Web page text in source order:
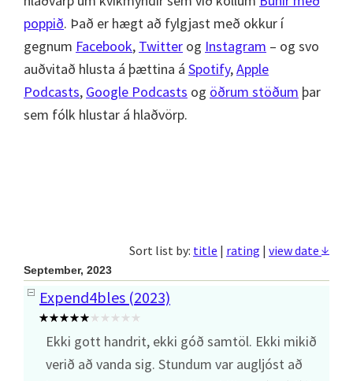
poppið. Það er hægt að fylgjast með okkur í
gegnum Facebook, Twitter og Instagram – og svo
auðvitað hlusta á þættina á Spotify,Apple
Podcasts, Google Podcasts og öðrum stöðum þar
sem fólk hlustar á hlaðvörp.
Sort list by: title | rating | view date ↓
September, 2023
Expend4bles (2023)
Ekki gott handrit, ekki góð samtöl. Ekki mikið
verið að vanda sig. Stundum var augljóst að